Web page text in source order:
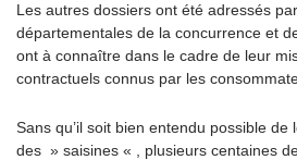
Les autres dossiers ont été adressés
départementales de la concurrence et
ont à connaître dans le cadre de leur
contractuels connus par les
Sans qu’il soit bien entendu possible de
des » saisines « , plusieurs centaines